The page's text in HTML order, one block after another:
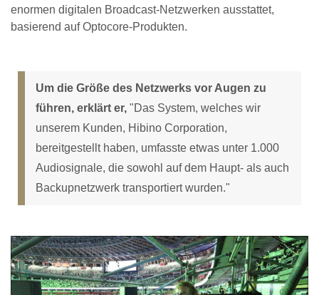
enormen digitalen Broadcast-Netzwerken ausstattet,
basierend auf Optocore-Produkten.
Um die Größe des Netzwerks vor Augen zu
führen, erklärt er, "Das System, welches wir
unserem Kunden, Hibino Corporation,
bereitgestellt haben, umfasste etwas unter 1.000
Audiosignale, die sowohl auf dem Haupt- als auch
Backupnetzwerk transportiert wurden."